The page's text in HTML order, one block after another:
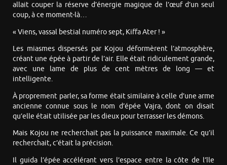
allait couper la réserve d’énergie magique de l’œuf d’un seul
coup, à ce moment-là…
« Viens, vassal bestial numéro sept, Kiffa Ater ! »
Les miasmes dispersés par Kojou déformèrent l’atmosphère,
créant une épée à partir de l’air. Elle était ridiculement grande,
avec une lame de plus de cent mètres de long — et
intelligente.
À proprement parler, sa forme était similaire à celle d’une arme
ancienne connue sous le nom d’épée Vajra, dont on disait
qu’elle était utilisée par les dieux pour terrasser les démons.
Mais Kojou ne recherchait pas la puissance maximale. Ce qu’il
recherchait, c’était la précision.
Il guida l’épée accélérant vers l’espace entre la côte de l’île